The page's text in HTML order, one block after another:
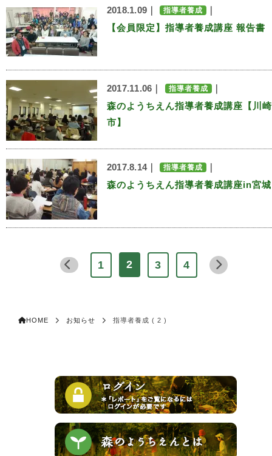
2018.1.09｜ 指導者養成
【会員限定】指導者養成講座 報告書
2017.11.06｜ 指導者養成 ｜
森のようちえん指導者養成講座【川崎
市】
2017.8.14｜ 指導者養成
森のようちえん指導者養成講座in宮城
1 2 3 4
HOME お知らせ 指導者養成 ( 2 )